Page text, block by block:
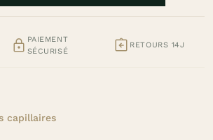
 PAIEMENT
SÉCURISÉ
 RETOURS 14J
capillaires